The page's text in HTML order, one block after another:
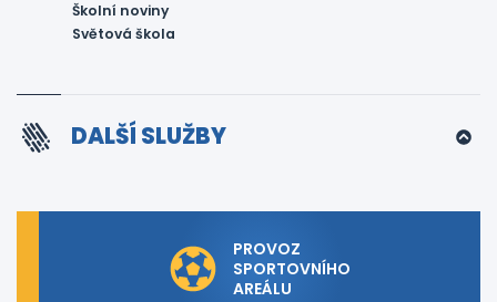
Školní noviny
Světová škola
DALŠÍ SLUŽBY
PROVOZ
SPORTOVNÍHO
AREÁLU